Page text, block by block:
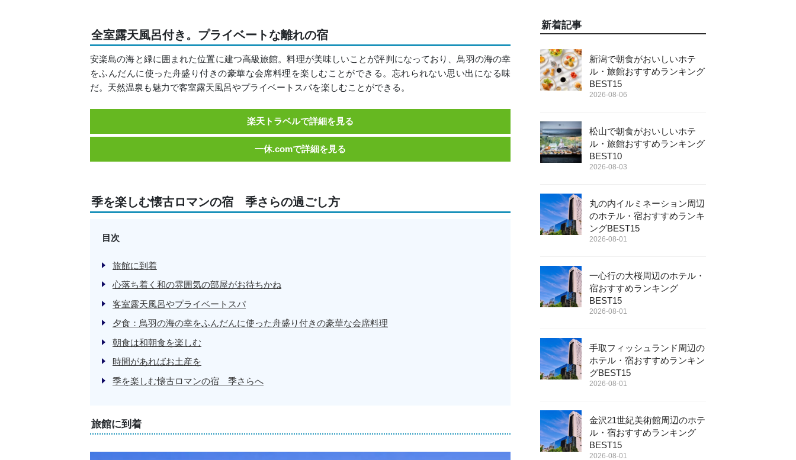
全室露天風呂付き。プライベートな離れの宿
安楽島の海と緑に囲まれた位置に建つ高級旅館。料理が美味しいことが評判になっており、鳥羽の海の幸
をふんだんに使った舟盛り付きの豪華な会席料理を楽しむことができる。忘れられない思い出になる味
だ。天然温泉も魅力で客室露天風呂やプライベートスパを楽しむことができる。
楽天トラベルで詳細を見る
一休.comで詳細を見る
季を楽しむ懐古ロマンの宿 季さらの過ごし方
目次
旅館に到着
心落ち着く和の雰囲気の部屋がお待ちかね
客室露天風呂やプライベートスパ
夕食：鳥羽の海の幸をふんだんに使った舟盛り付きの豪華な会席料理
朝食は和朝食を楽しむ
時間があればお土産を
季を楽しむ懐古ロマンの宿 季さらへ
旅館に到着
新着記事
新潟で朝食がおいしいホテ
ル・旅館おすすめランキング
BEST15
2026-08-06
松山で朝食がおいしいホテ
ル・旅館おすすめランキング
BEST10
2026-08-03
丸の内イルミネーション周辺
のホテル・宿おすすめランキ
ングBEST15
2026-08-01
一心行の大桜周辺のホテル・
宿おすすめランキング
BEST15
2026-08-01
手取フィッシュランド周辺の
ホテル・宿おすすめランキン
グBEST15
2026-08-01
金沢21世紀美術館周辺のホテ
ル・宿おすすめランキング
BEST15
2026-08-01